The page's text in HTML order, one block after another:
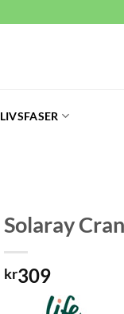
LIVSFASER
Solaray
kr309